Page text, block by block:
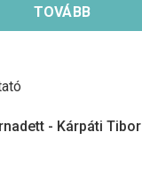
TOVÁBB
- Kárpáti Tibor